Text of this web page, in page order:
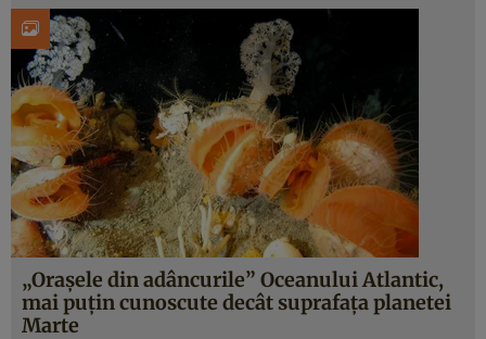
„Orașele din adâncurile” Oceanului Atlantic,
mai puțin cunoscute decât suprafața planetei
Marte